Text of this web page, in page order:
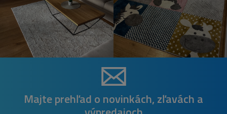
Majte prehľad o novinkách, zľavách a